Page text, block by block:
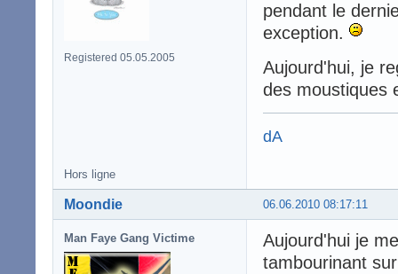
Registered 05.05.2005
pendant le
exception.
Aujourd'hui, je
des moustiques
dA
Hors ligne
06.06.2010 08:17:11
Moondie
Man Faye Gang Victime
Aujourd'hui je
tambourinant